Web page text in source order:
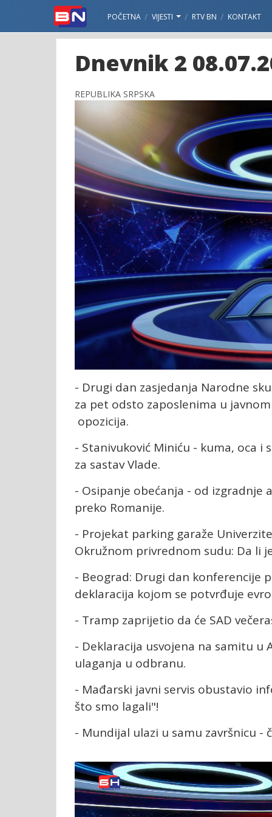
POČETNA VIJESTI RTV BN KONTAKT
Dnevnik 2
REPUBLIKA SRPSKA
- Drugi dan zasjedanja Narodne
za pet odsto zaposlenima u
opozicija.
- Stanivuković Miniću - kuma, oca i
za sastav Vlade.
- Osipanje obećanja - od izgradnje
preko Romanije.
- Projekat parking garaže
Okružnom privrednom sudu: Da li
- Beograd: Drugi dan konferencije
deklaracija kojom se potvrđuje
- Tramp zaprijetio da će SAD
- Deklaracija usvojena na samitu u
ulaganja u odbranu.
- Mađarski javni servis obustavio
što smo lagali"!
- Mundijal ulazi u samu završnicu